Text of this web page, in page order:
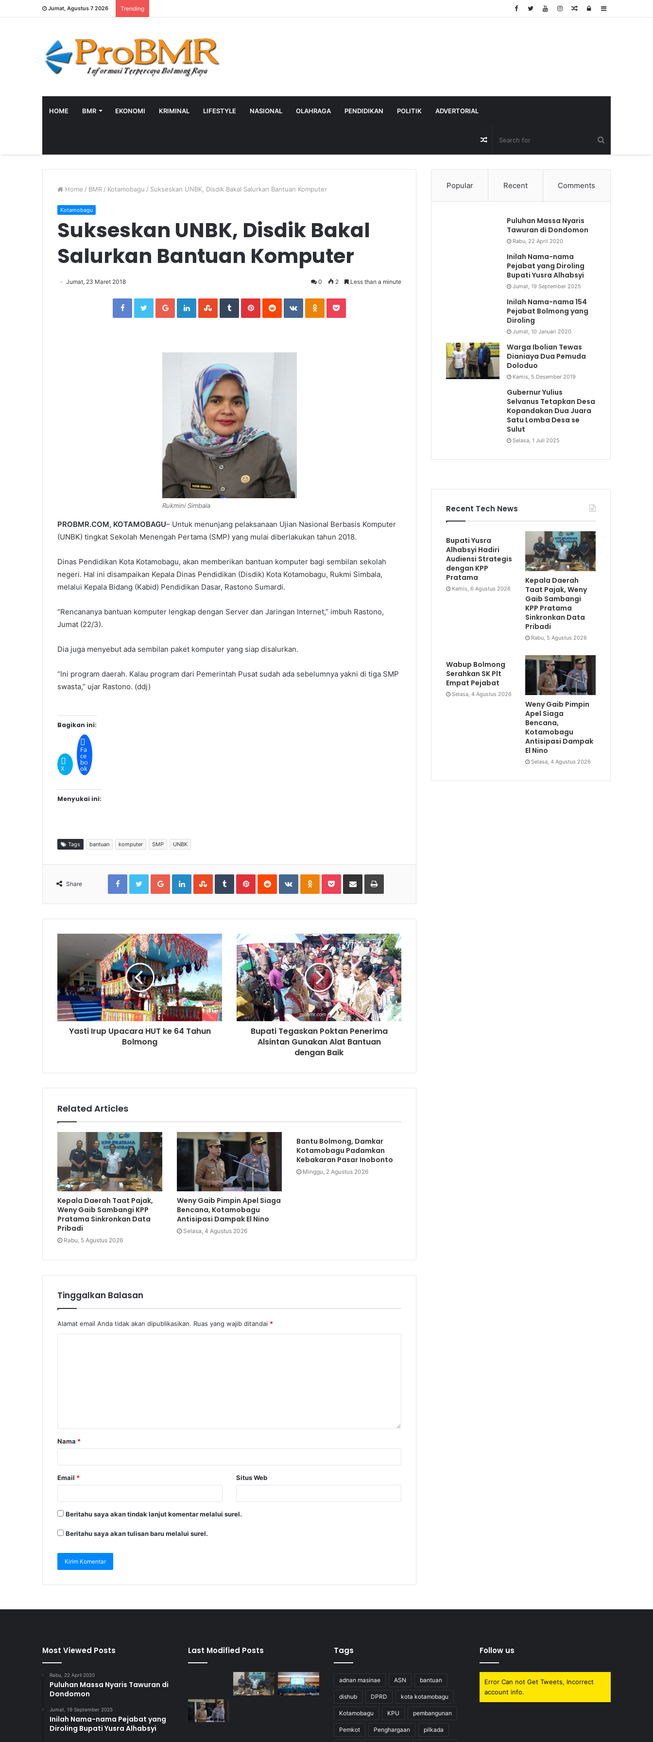
Jumat, Agustus 7 2026 Trending Sidebar
Log
Random
HOME BMR EKONOMI KRIMINAL LIFESTYLE NASIONAL OLAHRAGA PENDIDIKAN POLITIK ADVERTORIAL
Random
Article
Home / BMR / Kotamobagu / Sukseskan UNBK, Disdik Bakal Salurkan Bantuan Komputer
Kotamobagu
Sukseskan UNBK, Disdik Bakal
Salurkan Bantuan Komputer
Jumat, 23 Maret 2018 0 2 Less than a minute
FacebookTwitterGoogle+LinkedInStumbleUpon
TumblrPinterestReddit VKontakteOdnoklassniki
Pocket
Rukmini Simbala
PROBMR.COM, KOTAMOBAGU– Untuk menunjang pelaksanaan Ujian Nasional Berbasis Komputer
(UNBK) tingkat Sekolah Menengah Pertama (SMP) yang mulai diberlakukan tahun 2018.
Dinas Pendidikan Kota Kotamobagu, akan memberikan bantuan komputer bagi sembilan sekolah
negeri. Hal ini disampaikan Kepala Dinas Pendidikan (Disdik) Kota Kotamobagu, Rukmi Simbala,
melalui Kepala Bidang (Kabid) Pendidikan Dasar, Rastono Sumardi.
“Rencananya bantuan komputer lengkap dengan Server dan Jaringan Internet,” imbuh Rastono,
Jumat (22/3).
Dia juga menyebut ada sembilan paket komputer yang siap disalurkan.
“Ini program daerah. Kalau program dari Pemerintah Pusat sudah ada sebelumnya yakni di tiga SMP
swasta,” ujar Rastono. (ddj)
Bagikan ini:
X
Fa
ce
bo
ok
Menyukai ini:
Tags bantuan komputer SMP UNBK
Share
FacebookTwitterGoogle+LinkedInStumbleUpon
TumblrPinterestReddit VKontakteOdnoklassniki
PocketShare via Email Print
Yasti Irup Upacara HUT ke 64 Tahun
Bolmong
Bupati Tegaskan Poktan Penerima
Alsintan Gunakan Alat Bantuan
dengan Baik
Related Articles
Kepala Daerah Taat Pajak,
Weny Gaib Sambangi KPP
Pratama Sinkronkan Data
Pribadi
Rabu, 5 Agustus 2026
Weny Gaib Pimpin Apel Siaga
Bencana, Kotamobagu
Antisipasi Dampak El Nino
Selasa, 4 Agustus 2026
Bantu Bolmong, Damkar
Kotamobagu Padamkan
Kebakaran Pasar Inobonto
Minggu, 2 Agustus 2026
Tinggalkan Balasan
Alamat email Anda tidak akan dipublikasikan. Ruas yang wajib ditandai *
Nama *
Email * Situs Web
Beritahu saya akan tindak lanjut komentar melalui surel.
Beritahu saya akan tulisan baru melalui surel.
Popular Recent Comments
Puluhan Massa Nyaris
Tawuran di Dondomon
Rabu, 22 April 2020
Inilah Nama-nama
Pejabat yang Diroling
Bupati Yusra Alhabsyi
Jumat, 19 September 2025
Inilah Nama-nama 154
Pejabat Bolmong yang
Diroling
Jumat, 10 Januari 2020
Warga Ibolian Tewas
Dianiaya Dua Pemuda
Doloduo
Kamis, 5 Desember 2019
Gubernur Yulius
Selvanus Tetapkan Desa
Kopandakan Dua Juara
Satu Lomba Desa se
Sulut
Selasa, 1 Juli 2025
Recent Tech News
Bupati Yusra
Alhabsyi Hadiri
Audiensi Strategis
dengan KPP
Pratama
Kamis, 6 Agustus 2026
Kepala Daerah
Taat Pajak, Weny
Gaib Sambangi
KPP Pratama
Sinkronkan Data
Pribadi
Rabu, 5 Agustus 2026
Wabup Bolmong
Serahkan SK Plt
Empat Pejabat
Selasa, 4 Agustus 2026
Weny Gaib Pimpin
Apel Siaga
Bencana,
Kotamobagu
Antisipasi Dampak
El Nino
Selasa, 4 Agustus 2026
Most Viewed Posts
Rabu, 22 April 2020
Puluhan Massa Nyaris Tawuran di
Dondomon
Jumat, 19 September 2025
Inilah Nama-nama Pejabat yang
Diroling Bupati Yusra Alhabsyi
Last Modified Posts Tags
adnan masinae ASN bantuan
dishub DPRD kota kotamobagu
Kotamobagu KPU pembangunan
Pemkot Penghargaan pilkada
Follow us
Error Can not Get Tweets, Incorrect
account info.